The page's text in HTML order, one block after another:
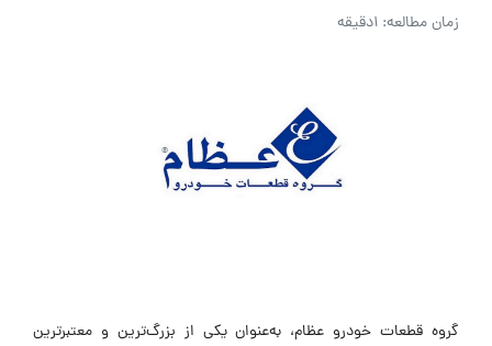
زمان مطالعه: 1دقیقه
گروه قطعات خودرو عظام، به‌عنوان یکی از بزرگ‌ترین و معتبرترین